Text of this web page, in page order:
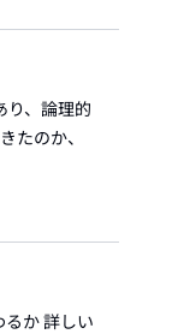
り、論理的
たのか、
か 詳しい